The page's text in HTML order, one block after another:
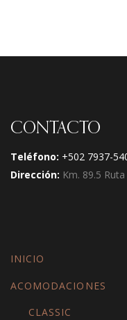
CONTACTO
Teléfono: +502 7937-
Dirección: Km. 89.5
INICIO
ACOMODACIONES
CLASSIC